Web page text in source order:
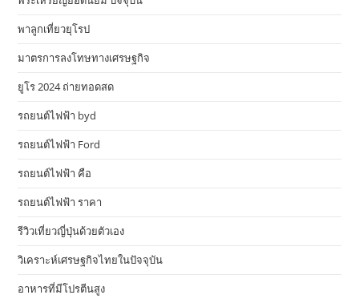
พาลูกเที่ยวยุโรป
มาตรการลงโทษทางเศรษฐกิจ
ยูโร 2024 ถ่ายทอดสด
รถยนต์ไฟฟ้า byd
รถยนต์ไฟฟ้า Ford
รถยนต์ไฟฟ้า คือ
รถยนต์ไฟฟ้า ราคา
รีวิวเที่ยวญี่ปุ่นด้วยตัวเอง
วิเคราะห์เศรษฐกิจไทยในปัจจุบัน
อาหารที่มีโปรตีนสูง